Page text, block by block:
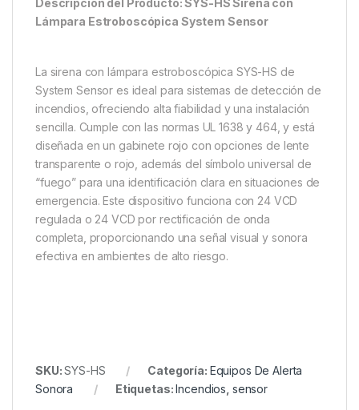
Descripción del Producto: SYS-HS Sirena con
Lámpara Estroboscópica System Sensor
La sirena con lámpara estroboscópica SYS-HS de
System Sensor es ideal para sistemas de detección de
incendios, ofreciendo alta fiabilidad y una instalación
sencilla. Cumple con las normas UL 1638 y 464, y está
diseñada en un gabinete rojo con opciones de lente
transparente o rojo, además del símbolo universal de
“fuego” para una identificación clara en situaciones de
emergencia. Este dispositivo funciona con 24 VCD
regulada o 24 VCD por rectificación de onda
completa, proporcionando una señal visual y sonora
efectiva en ambientes de alto riesgo.
SKU:SYS-HS Categoría: Equipos De Alerta
Sonora
Etiquetas:Incendios sensor